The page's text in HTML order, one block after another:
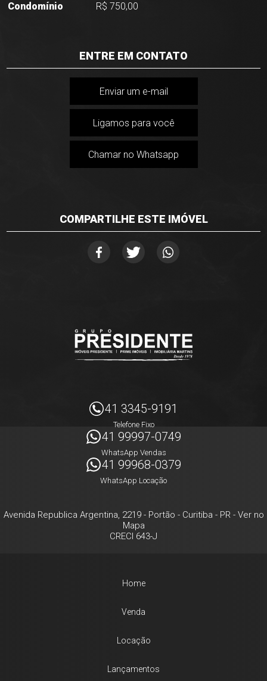
Condomínio
R$ 750,00
ENTRE EM CONTATO
Enviar um e-mail
Ligamos para você
Chamar no Whatsapp
COMPARTILHE ESTE IMÓVEL
41 3345-9191
Telefone Fixo
41 99997-0749
WhatsApp Vendas
41 99968-0379
WhatsApp Locação
Avenida Republica Argentina, 2219- Portão - Curitiba - PR- Ver no
Mapa
CRECI 643-J
Home
Venda
Locação
Lançamentos